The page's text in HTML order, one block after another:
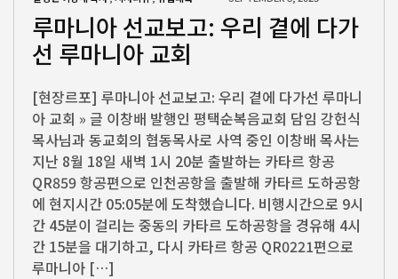
루마니아 선교보고: 우리 곁에 다가
선 루마니아 교회
[현장르포] 루마니아 선교보고: 우리 곁에 다가선 루마니
아 교회 » 글 이창배 발행인 평택순복음교회 담임 강헌식
목사님과 동교회의 협동목사로 사역 중인 이창배 목사는
지난 8월 18일 새벽 1시 20분 출발하는 카타르 항공
QR859 항공편으로 인천공항을 출발해 카타르 도하공항
에 현지시간 05:05분에 도착했습니다. 비행시간으로 9시
간 45분이 걸리는 중동의 카타르 도하공항을 경유해 4시
간 15분을 대기하고, 다시 카타르 항공 QR0221편으로
루마니아 […]